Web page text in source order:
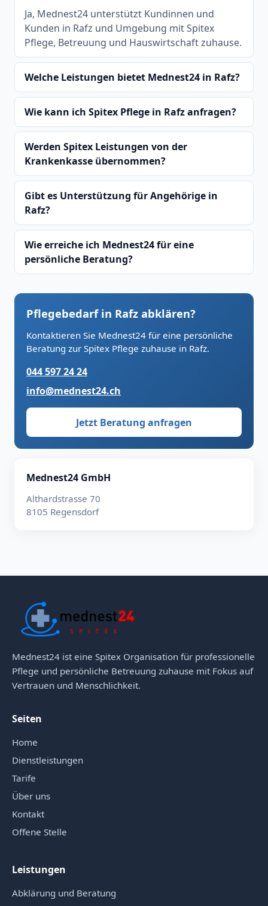
Ja, Mednest24 unterstützt Kundinnen und
Kunden in Rafz und Umgebung mit Spitex
Pflege, Betreuung und Hauswirtschaft zuhause.
Welche Leistungen bietet Mednest24 in Rafz?
Wie kann ich Spitex Pflege in Rafz anfragen?
Werden Spitex Leistungen von der
Krankenkasse übernommen?
Gibt es Unterstützung für Angehörige in
Rafz?
Wie erreiche ich Mednest24 für eine
persönliche Beratung?
Pflegebedarf in Rafz abklären?
Kontaktieren Sie Mednest24 für eine persönliche
Beratung zur Spitex Pflege zuhause in Rafz.
044 597 24 24
info@mednest24.ch
Jetzt Beratung anfragen
Mednest24 GmbH
Althardstrasse 70
8105 Regensdorf
Mednest24 ist eine Spitex Organisation für professionelle
Pflege und persönliche Betreuung zuhause mit Fokus auf
Vertrauen und Menschlichkeit.
Seiten
Home
Dienstleistungen
Tarife
Über uns
Kontakt
Offene Stelle
Leistungen
Abklärung und Beratung